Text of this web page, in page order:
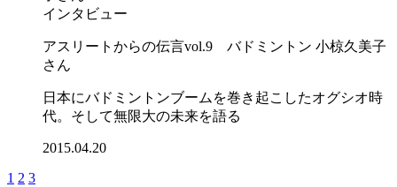
インタビュー
アスリートからの伝言vol.9 バドミントン 小椋久美子
さん
日本にバドミントンブームを巻き起こしたオグシオ時
代。そして無限大の未来を語る
2015.04.20
1 2 3